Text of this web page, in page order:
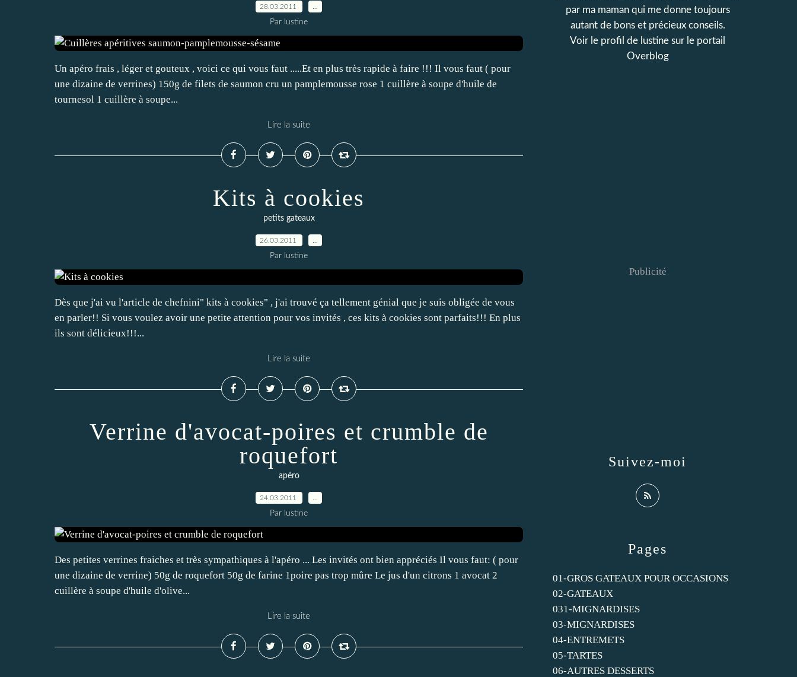
28.03.2011
Par lustine
Un apéro frais , léger et gouteux , voici ce qui vous faut .....Et en plus très rapide à faire !!! Il vous faut ( pour
une dizaine de verrines) 150g de filets de saumon cru un pamplemousse rose 1 cuillère à soupe d'huile de
tournesol 1 cuillère à soupe...
Lire la suite
Kits à cookies
petits gateaux
26.03.2011
Par lustine
Dès que j'ai vu l'article de chefnini" kits à cookies" , j'ai trouvé ça tellement génial que je suis obligée de vous
en parler!! Si vous voulez avoir une petite attention pour vos invités , ces kits à cookies sont parfaits!!! En plus
ils sont délicieux!!!...
Lire la suite
Verrine d'avocat-poires et crumble de
roquefort
apéro
24.03.2011
Par lustine
Des petites verrines fraiches et très sympathiques à l'apéro ... Les invités ont bien appréciés Il vous faut: ( pour
une dizaine de verrine) 50g de roquefort 50g de farine 1poire pas trop mûre Le jus d'un citrons 1 avocat 2
cuillère à soupe d'huile d'olive...
Lire la suite
Pages
01-GROS GATEAUX POUR OCCASIONS
02-GATEAUX
031-MIGNARDISES
03-MIGNARDISES
04-ENTREMETS
05-TARTES
06-AUTRES DESSERTS
par ma maman qui me donne toujours
autant de bons et précieux conseils.
Voir le profil de lustine sur le portail
Overblog
Suivez-moi
Publicité